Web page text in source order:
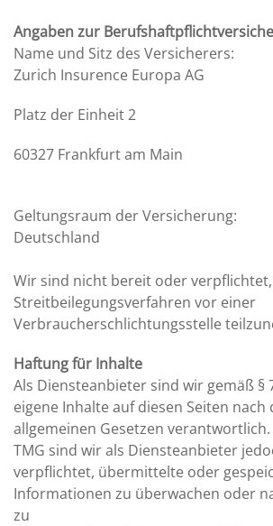
Angaben zur
Name und Sitz des Versicherers:
Zurich Insurence Europa AG
Platz der Einheit 2
60327 Frankfurt am Main
Geltungsraum der Versicherung:
Deutschland
Wir sind nicht bereit oder
Streitbeilegungsverfahren vor einer
Verbraucherschlichtungsstelle
Haftung für Inhalte
Als Diensteanbieter sind wir gemäß §
eigene Inhalte auf diesen Seiten nach
allgemeinen Gesetzen verantwortlich.
TMG sind wir als Diensteanbieter
verpflichtet, übermittelte oder
Informationen zu überwachen oder
zu